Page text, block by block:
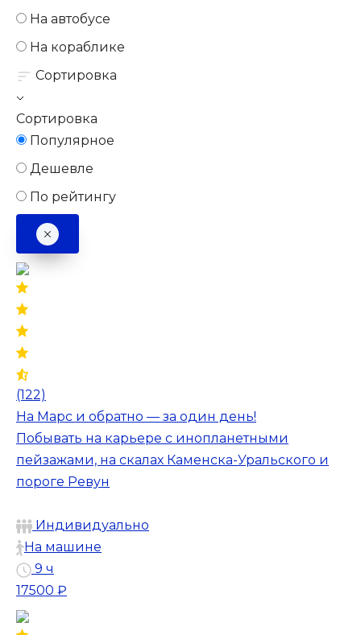
На автобусе
На кораблике
Сортировка
Сортировка
Популярное
Дешевле
По рейтингу
(122)
На Марс и обратно — за один день!
Побывать на карьере с инопланетными
пейзажами, на скалах Каменска-Уральского и
пороге Ревун
Индивидуально
На машине
9 ч
17500 ₽